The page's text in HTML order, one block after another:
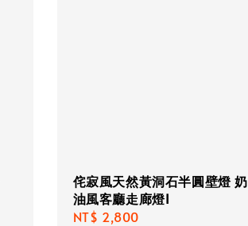
侘寂風天然黃洞石半圓壁燈 奶
油風客廳走廊燈I
Regular
NT$ 2,800